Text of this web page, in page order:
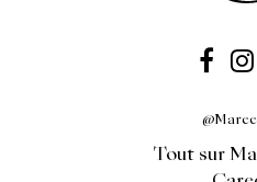
Tout sur